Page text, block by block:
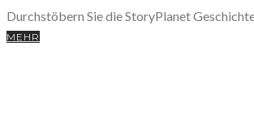
Durchstöbern Sie die StoryPlanet
MEHR